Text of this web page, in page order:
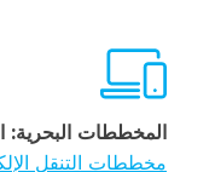
المخططات البحرية:
مخططات التنقل